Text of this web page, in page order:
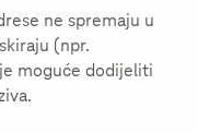
ne spremaju u
(npr.
moguće dodijeliti